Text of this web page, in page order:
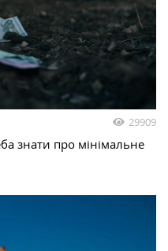
29909
знати про мінімальне